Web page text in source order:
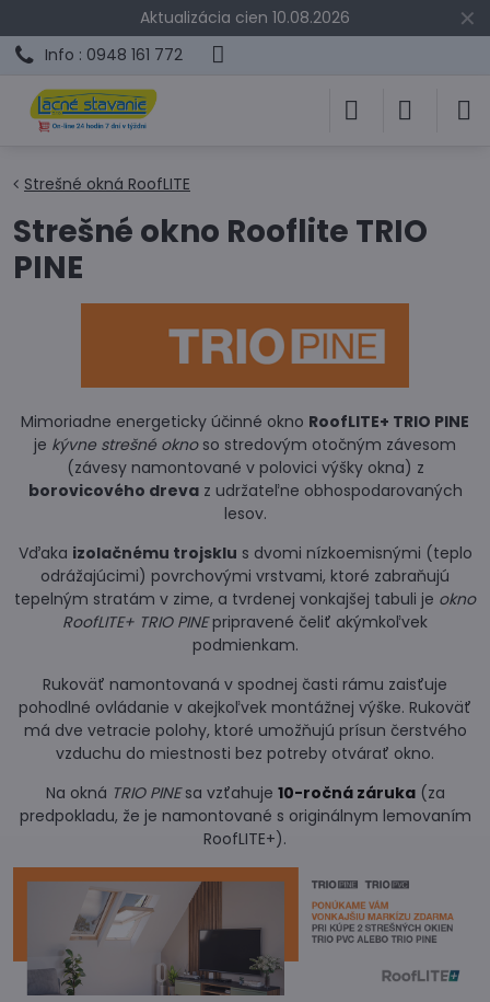
✕
Aktualizácia cien 10.08.2026
Info : 0948 161 772
Strešné okná RoofLITE
Strešné okno Rooflite TRIO
PINE
Mimoriadne energeticky účinné okno RoofLITE+ TRIO PINE
je kývne strešné oknoso stredovým otočným závesom
(závesy namontované v polovici výšky okna) z
borovicového drevaz udržateľne obhospodarovaných
lesov.
Vďaka izolačnému trojsklu s dvomi nízkoemisnými (teplo
odrážajúcimi) povrchovými vrstvami, ktoré zabraňujú
tepelným stratám v zime, a tvrdenej vonkajšej tabuli je okno
RoofLITE+ TRIO PINEpripravené čeliť akýmkoľvek
podmienkam.
Rukoväť namontovaná v spodnej časti rámu zaisťuje
pohodlné ovládanie v akejkoľvek montážnej výške. Rukoväť
má dve vetracie polohy, ktoré umožňujú prísun čerstvého
vzduchu do miestnosti bez potreby otvárať okno.
Na okná TRIO PINEsa vzťahuje 10-ročná záruka(za
predpokladu, že je namontované s originálnym lemovaním
RoofLITE+).